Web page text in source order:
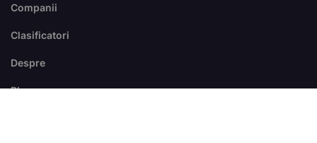
Companii
Clasificatori
Despre
Blog